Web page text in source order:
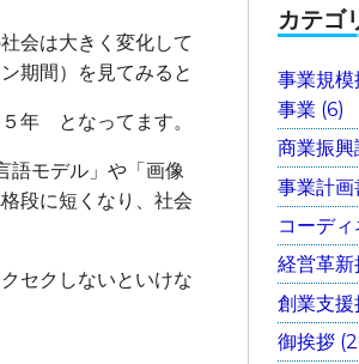
会は大きく変化して
期間）を見てみると
となってます。
語モデル」や「画像
段に短くなり、社会
セクしないといけな
カテゴ
事業規
事業 (6)
商業振興
事業計
コーデ
経営革
創業支
御挨拶